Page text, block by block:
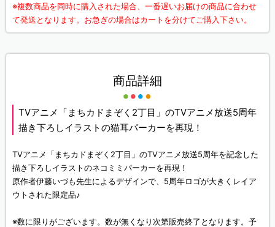
※複数商品を同時に購入された場合、一番遅いお届けの商品に合わせ
て発送となります。お急ぎの場合はカートを分けてご購入下さい。
商品詳細
TVアニメ「まちカドまぞく2丁目」のTVアニメ放送5周年
描き下ろしイラストの猫耳パーカーを再現！
TVアニメ「まちカドまぞく2丁目」のTVアニメ放送5周年を記念した
描き下ろしイラストのネコミミパーカーを再現！
原作者伊藤いづも先生によるデザインで、5周年ロゴが大きくレイア
ウトされた限定品♪
※数に限りがございます。数が無くなり次第販売終了となります。予